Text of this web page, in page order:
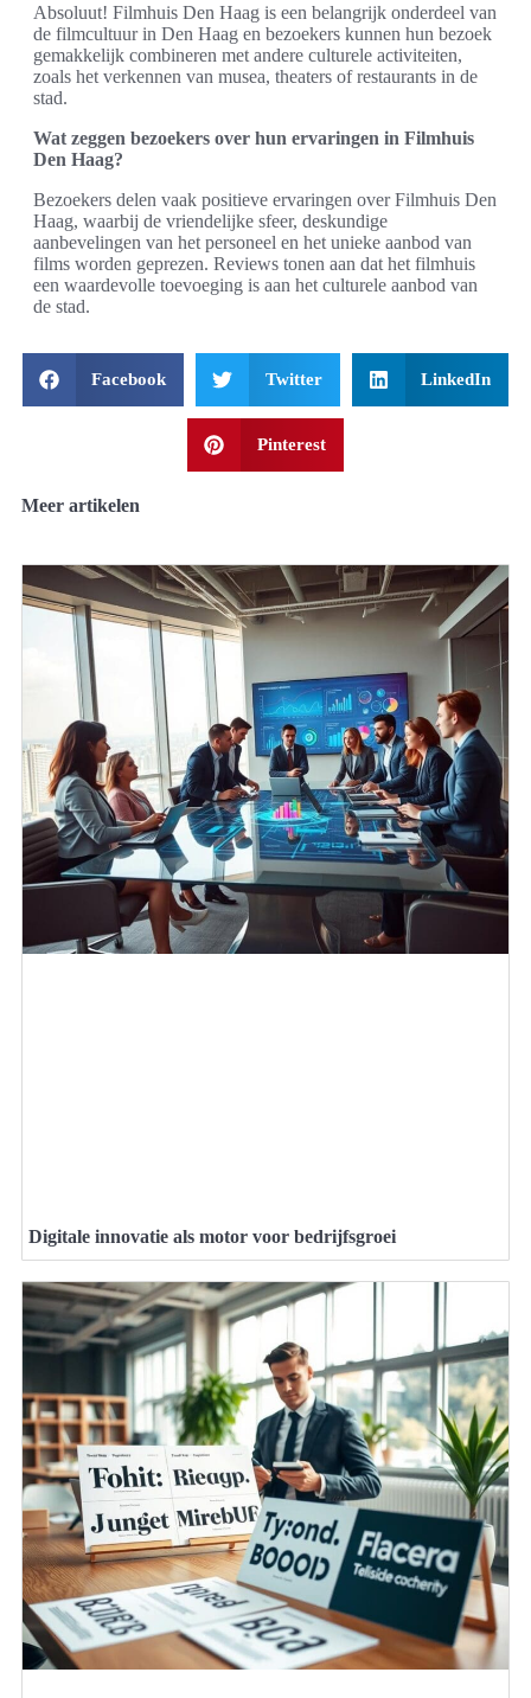
Absoluut! Filmhuis Den Haag is een belangrijk onderdeel van
de filmcultuur in Den Haag en bezoekers kunnen hun bezoek
gemakkelijk combineren met andere culturele activiteiten,
zoals het verkennen van musea, theaters of restaurants in de
stad.
Wat zeggen bezoekers over hun ervaringen in Filmhuis
Den Haag?
Bezoekers delen vaak positieve ervaringen over Filmhuis Den
Haag, waarbij de vriendelijke sfeer, deskundige
aanbevelingen van het personeel en het unieke aanbod van
films worden geprezen. Reviews tonen aan dat het filmhuis
een waardevolle toevoeging is aan het culturele aanbod van
de stad.
Facebook Twitter LinkedIn
Pinterest
Meer artikelen
Digitale innovatie als motor voor bedrijfsgroei